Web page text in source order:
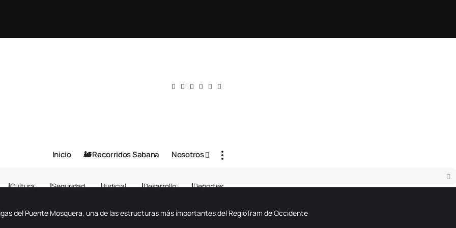
Inicio 🚂 Recorridos Sabana Nosotros
Cultura Seguridad Judicial Desarrollo Deportes
del Puente Mosquera, una de las estructuras más importantes del RegioTram de Occidente